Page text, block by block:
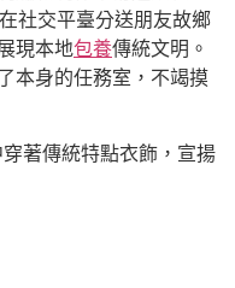
社交平臺分送朋友故鄉
現本地包養傳統文明。
本身的任務室，不竭摸
著傳統特點衣飾，宣揚